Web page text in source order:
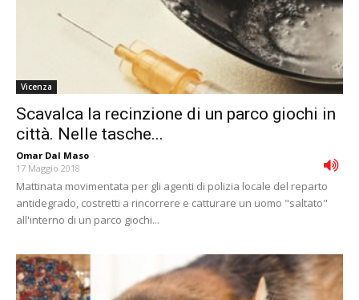
Vicenza
Scavalca la recinzione di un parco giochi in
città. Nelle tasche...
Omar Dal Maso -
17 Maggio 2018
Mattinata movimentata per gli agenti di polizia locale del reparto
antidegrado, costretti a rincorrere e catturare un uomo "saltato"
all'interno di un parco giochi...